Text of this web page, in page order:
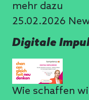
mehr dazu
25.02.2026
Digitale
Wie schaffen